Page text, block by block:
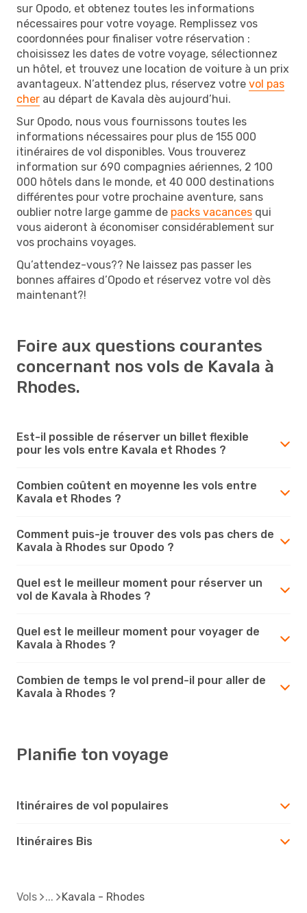
sur Opodo, et obtenez toutes les informations
nécessaires pour votre voyage. Remplissez vos
coordonnées pour finaliser votre réservation :
choisissez les dates de votre voyage, sélectionnez
un hôtel, et trouvez une location de voiture à un prix
avantageux. N’attendez plus, réservez votre vol pas
cher au départ de Kavala dès aujourd’hui.
Sur Opodo, nous vous fournissons toutes les
informations nécessaires pour plus de 155 000
itinéraires de vol disponibles. Vous trouverez
information sur 690 compagnies aériennes, 2 100
000 hôtels dans le monde, et 40 000 destinations
différentes pour votre prochaine aventure, sans
oublier notre large gamme de packs vacances qui
vous aideront à économiser considérablement sur
vos prochains voyages.
Qu’attendez-vous?? Ne laissez pas passer les
bonnes affaires d’Opodo et réservez votre vol dès
maintenant?!
Foire aux questions courantes
concernant nos vols de Kavala à
Rhodes.
Est-il possible de réserver un billet flexible
pour les vols entre Kavala et Rhodes ?
Combien coûtent en moyenne les vols entre
Kavala et Rhodes ?
Comment puis-je trouver des vols pas chers de
Kavala à Rhodes sur Opodo ?
Quel est le meilleur moment pour réserver un
vol de Kavala à Rhodes ?
Quel est le meilleur moment pour voyager de
Kavala à Rhodes ?
Combien de temps le vol prend-il pour aller de
Kavala à Rhodes ?
Planifie ton voyage
Itinéraires de vol populaires
Itinéraires Bis
Vols Kavala - Rhodes